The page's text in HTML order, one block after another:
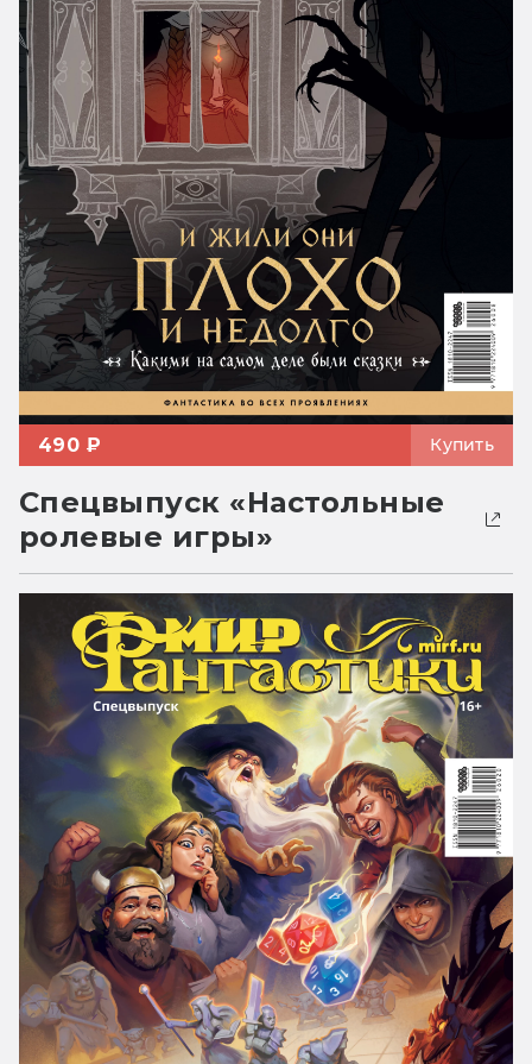
490 ₽ Купить
Спецвыпуск «Настольные
ролевые игры»